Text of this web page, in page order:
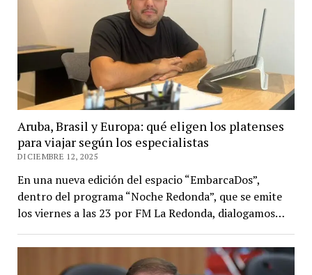
Aruba, Brasil y Europa: qué eligen los platenses
para viajar según los especialistas
DICIEMBRE 12, 2025
En una nueva edición del espacio “EmbarcaDos”,
dentro del programa “Noche Redonda”, que se emite
los viernes a las 23 por FM La Redonda, dialogamos…